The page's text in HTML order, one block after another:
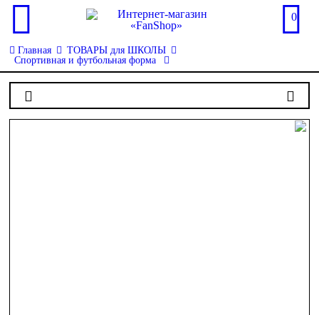
0
Главная
ТОВАРЫ для ШКОЛЫ
Спортивная и футбольная форма